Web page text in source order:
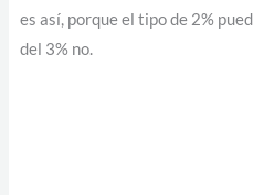
es así, porque el tipo de 2%
del 3% no.